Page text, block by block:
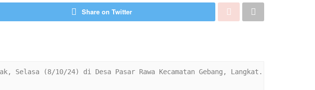
Share on Twitter
Selasa (8/10/24) di Desa Pasar Rawa Kecamatan Gebang, Langkat.